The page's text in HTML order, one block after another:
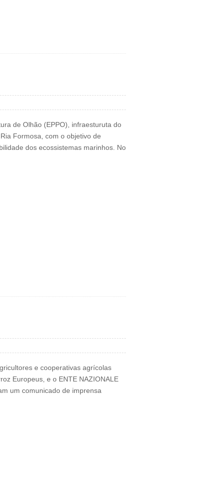
de Olhão (EPPO), infraesturuta do
Formosa, com o objetivo de
dos ecossistemas marinhos. No
e cooperativas agrícolas
Europeus, e o ENTE NAZIONALE
um comunicado de imprensa